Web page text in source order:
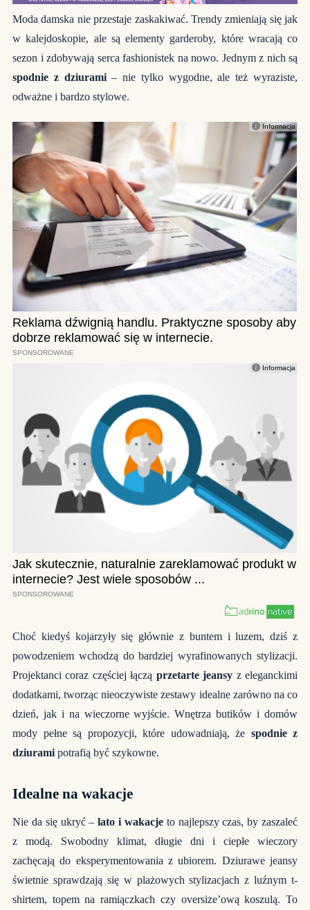
Moda damska nie przestaje zaskakiwać. Trendy zmieniają się jak
w kalejdoskopie, ale są elementy garderoby, które wracają co
sezon i zdobywają serca fashionistek na nowo. Jednym z nich są
spodnie z dziurami– nie tylko wygodne, ale też wyraziste,
odważne i bardzo stylowe.
Choć kiedyś kojarzyły się głównie z buntem i luzem, dziś z
powodzeniem wchodzą do bardziej wyrafinowanych stylizacji.
Projektanci coraz częściej łączą przetarte jeansy z eleganckimi
dodatkami, tworząc nieoczywiste zestawy idealne zarówno na co
dzień, jak i na wieczorne wyjście.Wnętrza butików i domów
mody pełne są propozycji, które udowadniają, że spodnie z
dziurami potrafią być szykowne.
Idealne na wakacje
Nie da się ukryć –lato i wakacjeto najlepszy czas, by zaszaleć
z modą. Swobodny klimat, długie dni i ciepłe wieczory
zachęcają do eksperymentowania z ubiorem. Dziurawe jeansy
świetnie sprawdzają się w plażowych stylizacjach z luźnym t-
shirtem, topem na ramiączkach czy oversize’ową koszulą. To